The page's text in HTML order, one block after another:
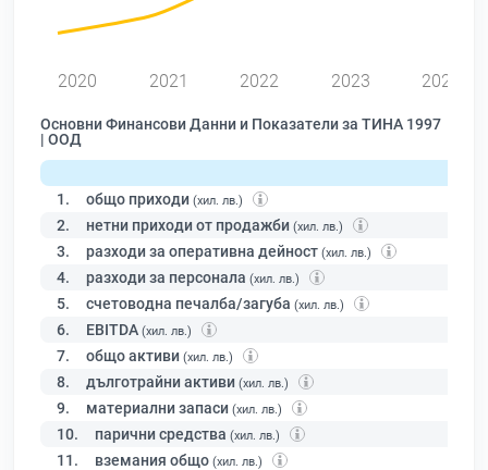
2020 2021 2022 2023 2024
Основни Финансови Данни и Показатели за ТИНА 1997
| ООД
1. общо приходи (хил. лв.)
2. нетни приходи от продажби (хил. лв.)
3. разходи за оперативна дейност (хил. лв.)
4. разходи за персонала (хил. лв.)
5. счетоводна печалба/загуба (хил. лв.)
6. EBITDA (хил. лв.)
7. общо активи (хил. лв.)
8. дълготрайни активи (хил. лв.)
9. материални запаси (хил. лв.)
10. парични средства (хил. лв.)
11. вземания общо (хил. лв.)